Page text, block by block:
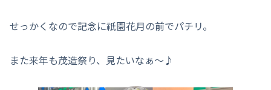
せっかくなので記念に祇園花月の前でパチリ。
また来年も茂造祭り、見たいなぁ～♪